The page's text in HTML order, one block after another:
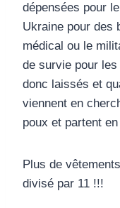
dépensées pour
Ukraine pour des
médical ou le
de survie pour
donc laissés et
viennent en
poux et partent
Plus de
divisé par 11 !!!